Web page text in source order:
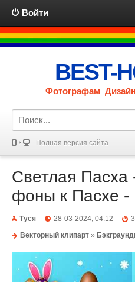
Войти
BEST-
Фотографам
Полная версия сайта
Светлая Пасха
фоны к Пасхе -
Туся 28-03-2024, 04:12
Векторный клипарт »